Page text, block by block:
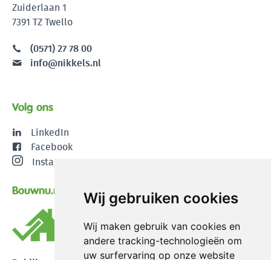
Wij gebruiken cookies
Wij maken gebruik van cookies en
andere tracking-technologieën om
uw surfervaring op onze website
Zuiderlaan 1
7391 TZ Twello
(0571) 27 78 00
info@nikkels.nl
Volg ons
LinkedIn
Facebook
Instagram
Bouwnu.nl